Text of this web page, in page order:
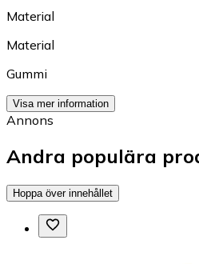
Material
Material
Gummi
Visa mer information
Annons
Andra populära
Hoppa över innehållet